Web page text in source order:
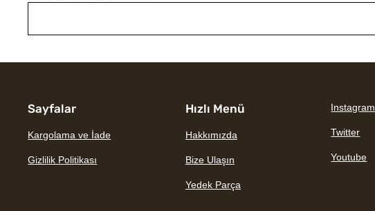
Sayfalar
Kargolama ve İade
Gizlilik Politikası
Hızlı Menü
Hakkımızda
Bize Ulaşın
Yedek Parça
Instagram
Twitter
Youtube